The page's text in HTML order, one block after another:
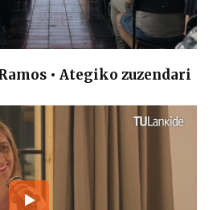
• Ategiko zuzendari